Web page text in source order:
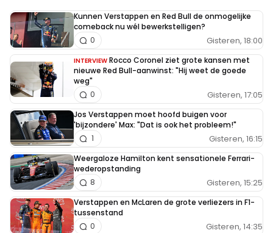
Kunnen Verstappen en Red Bull de onmogelijke
comeback nu wél bewerkstelligen?
Gisteren, 18:00
0
INTERVIEW Rocco Coronel ziet grote kansen met
nieuwe Red Bull-aanwinst: "Hij weet de goede
weg"
Gisteren, 17:05
0
Jos Verstappen moet hoofd buigen voor
'bijzondere' Max: "Dat is ook het probleem!"
Gisteren, 16:15
1
Weergaloze Hamilton kent sensationele Ferrari-
wederopstanding
Gisteren, 15:25
8
Verstappen en McLaren de grote verliezers in F1-
tussenstand
Gisteren, 14:35
0